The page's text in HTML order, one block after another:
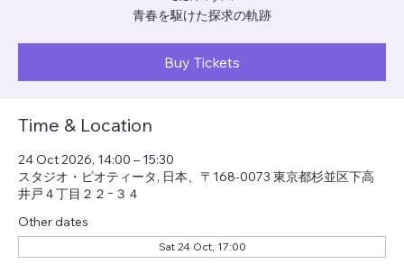
青春を駆けた探求の軌跡
Buy Tickets
Time & Location
24 Oct 2026, 14:00 – 15:30
スタジオ・ピオティータ, 日本、〒168-0073 東京都杉並区下高
井戸４丁目２２−３４
Other dates
Sat 24 Oct, 17:00